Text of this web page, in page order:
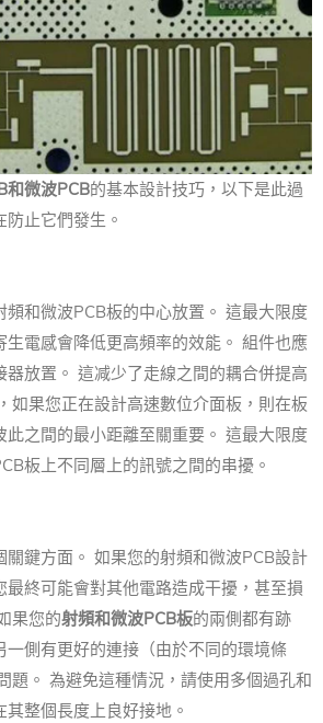
和微波PCB的基本設計技巧，以下是此過
止它們發生。
頻和微波PCB板的中心放置。 這最大限度
生電感會降低更高頻率的效能。 組件也應
放置。 這减少了走線之間的耦合併提高
如果您正在設計高速數位介面板，則在板
此之間的最小距離至關重要。 這最大限度
板上不同層上的訊號之間的串擾。
鍵方面。 如果您的射頻和微波PCB設計
最終可能會對其他電路造成干擾，甚至損
果您的射頻和微波PCB板的兩側都有跡
側有更好的連接（由於不同的環境條
題。 為避免這種情況，請使用多個過孔和
整個長度上良好接地。